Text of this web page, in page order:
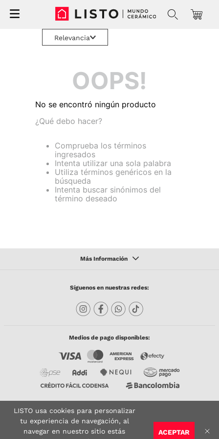
Relevancia
OOPS!
No se encontró ningún producto
¿Qué debo hacer?
Comprueba los términos
ingresados
Intenta utilizar una sola palabra
Utiliza términos genéricos en la
búsqueda
Intenta buscar sinónimos del
término deseado
Síguenos en nuestras redes:
Medios de pago disponibles:
Copyright © 2023 TODACO S.A.S. Listo Mundo Cerámico. All Rights Reserved. Powered
by
Sitio seguro: Vigilado por: Certificado:
ACEPTAR
LISTO usa cookies para personalizar
tu experiencia de navegación, al
navegar en nuestro sitio estás